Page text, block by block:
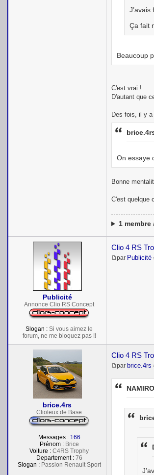
Ça fait
Beaucoup
C'est vrai !
D'autant que
Des fois, il y
On essaye
Bonne
C'est quelque
1membre
Publicité
Annonce Clio RS Concept
Slogan : Si vous aimez le
forum, ne me bloquez pas !!
Clio 4 RS
M
par Publicité
brice.4rs
Clioteux de Base
Messages : 166
Prénom :Brice
Voiture : C4RS Trophy
Departement :76
Slogan :Passion Renault Sport
Clio 4 RS
M
e
s
par brice.4rs